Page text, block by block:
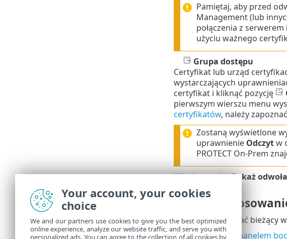
Pamiętaj, aby przed
Management (lub
połączenia z
użyciu ważnego
Grupa dostępu
Certyfikat lub urząd
wystarczających
certyfikat i kliknąć pozycję
pierwszym wierszu menu
certyfikatów, należy
Zostaną wyświetlone
uprawnienie Odczytw
PROTECT On-Prem
Kliknij przyciskPokaż
Filtry i
Można dostosować bieżący
• Zarządzanie panelem
Your account, your cookies
choice
We and our partners use cookies to give you the best optimized
online experience, analyze our website traffic, and serve you with
personalized ads. You can agree to the collection of all cookies by